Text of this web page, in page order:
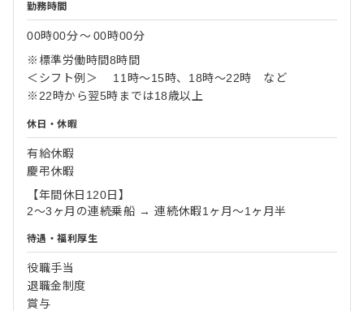
勤務時間
00時00分〜00時00分
※標準労働時間8時間
＜シフト例＞ 11時～15時、18時～22時 など
※22時から翌5時までは18歳以上
休日・休暇
有給休暇
慶弔休暇
【年間休日120日】
2～3ヶ月の連続乗船 → 連続休暇1ヶ月～1ヶ月半
待遇・福利厚生
役職手当
退職金制度
賞与